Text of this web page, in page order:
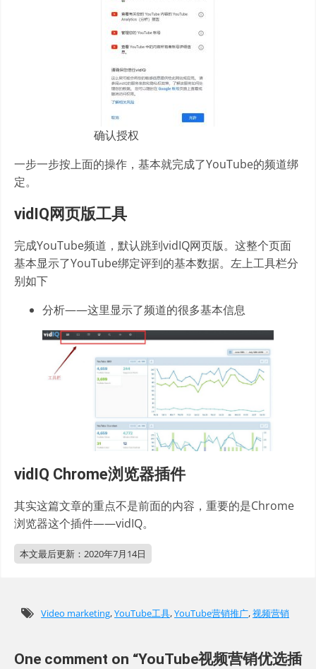
确认授权
一步一步按上面的操作，基本就完成了YouTube的频道绑
定。
vidIQ网页版工具
完成YouTube频道，默认跳到vidIQ网页版。这整个页面
基本显示了YouTube绑定评到的基本数据。左上工具栏分
别如下
分析——这里显示了频道的很多基本信息
vidIQ Chrome浏览器插件
其实这篇文章的重点不是前面的内容，重要的是Chrome
浏览器这个插件——vidIQ。
本文最后更新： 2020年7月14日
Video marketing,YouTube工具,YouTube营销推广,视频营销
One comment on “YouTube视频营销优选插